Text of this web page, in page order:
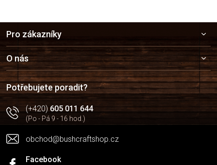
a
t
í
Pro zákazníky
O nás
Potřebujete poradit?
(+420)605 011 644
(Po - Pá 9 - 16 hod.)
obchod@bushcraftshop.cz
Facebook